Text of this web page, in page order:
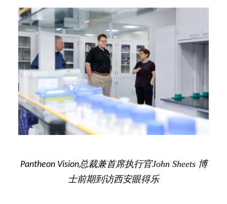
Pantheon Vision总裁兼首席执行官John Sheets 博
士前期到访西安眼得乐